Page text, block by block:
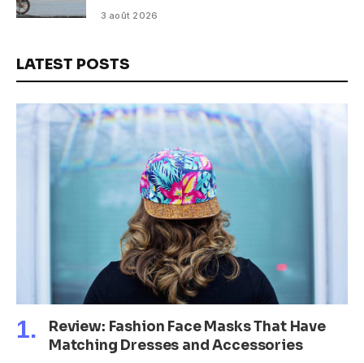
3 août 2026
LATEST POSTS
Review: Fashion Face Masks That Have
Matching Dresses and Accessories